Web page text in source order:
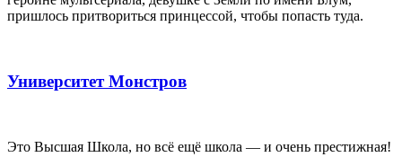
пришлось притвориться принцессой, чтобы попасть туда.
Университет Монстров
Это Высшая Школа, но всё ещё школа — и очень престижная!